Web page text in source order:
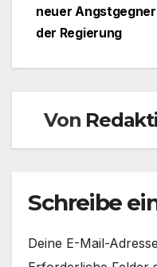
neuer Angstgegner
der Regierung
Von
Schreibe
Deine E-Mail-